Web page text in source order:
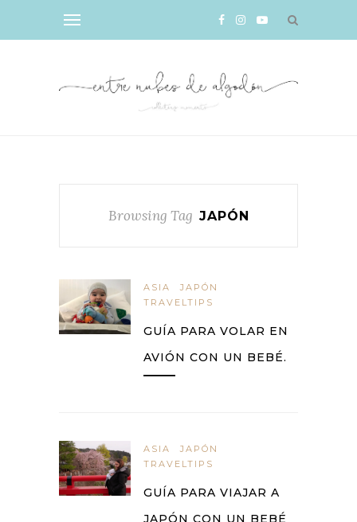
Browsing Tag JAPÓN
ASIA
JAPÓN
TRAVELTIPS
GUÍA PARA VOLAR EN
AVIÓN CON UN BEBÉ.
ASIA
JAPÓN
TRAVELTIPS
GUÍA PARA VIAJAR A
JAPÓN CON UN BEBÉ